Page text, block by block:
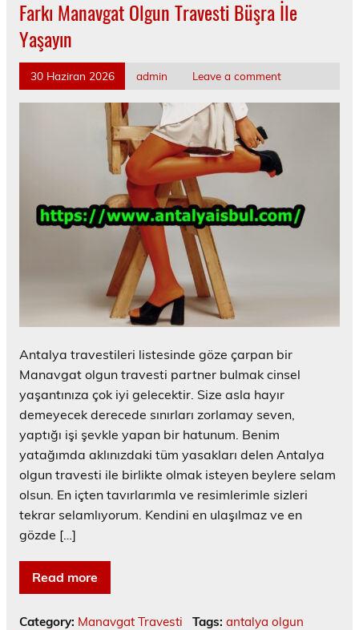
Farkı Manavgat Olgun Travesti Büşra İle
Yaşayın
30 Haziran 2026 admin Leave a comment
Antalya travestileri listesinde göze çarpan bir
Manavgat olgun travesti partner bulmak cinsel
yaşantınıza çok iyi gelecektir. Size asla hayır
demeyecek derecede sınırları zorlamay seven,
yaptığı işi şevkle yapan bir hatunum. Benim
yatağımda aklınızdaki tüm yasakları delen Antalya
olgun travesti ile birlikte olmak isteyen beylere selam
olsun. En içten tavırlarımla ve resimlerimle sizleri
tekrar selamlıyorum. Kendini en ulaşılmaz ve en
gözde […]
Read more
Category: Manavgat Travesti Tags: antalya olgun